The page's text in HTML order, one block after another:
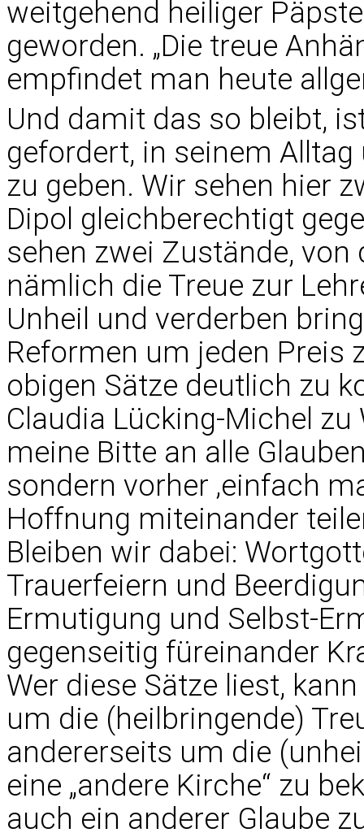
weitgehend heiliger
geworden. „Die treue
empfindet man heute
Und damit das so bleibt,
gefordert, in seinem
zu geben. Wir sehen hier
Dipol gleichberechtigt
sehen zwei Zustände, von
nämlich die Treue zur
Unheil und verderben
Reformen um jeden Preis
obigen Sätze deutlich zu
Claudia Lücking-Michel zu
meine Bitte an alle
sondern vorher ‚einfach
Hoffnung miteinander
Bleiben wir dabei:
Trauerfeiern und
Ermutigung und Selbst-
gegenseitig füreinander
Wer diese Sätze liest,
um die (heilbringende)
andererseits um die
eine „andere Kirche“ zu
auch ein anderer Glaube